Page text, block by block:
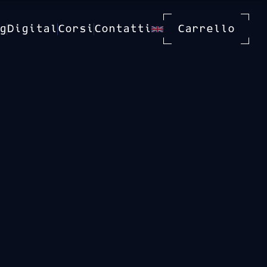
Digital Corsi Contatti Carrello